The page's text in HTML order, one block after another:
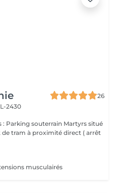
26
2430
musculairés